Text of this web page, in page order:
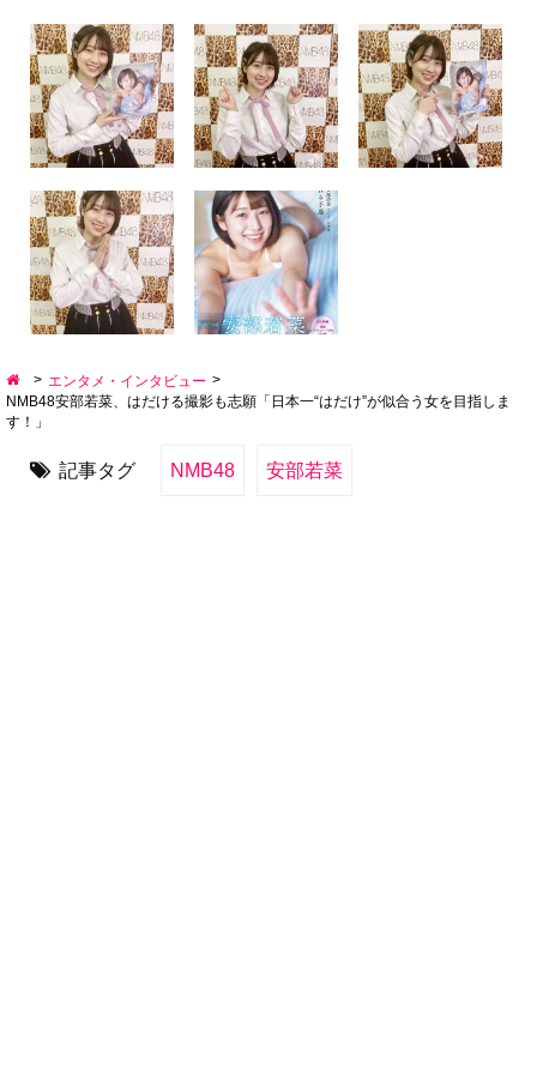
> エンタメ・インタビュー >
NMB48安部若菜、はだける撮影も志願「日本一“はだけ”が似合う女を目指しま
す！」
記事タグ NMB48 安部若菜